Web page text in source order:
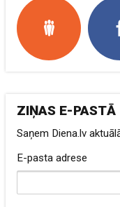
ZIŅAS E-PASTĀ
Saņem Diena.lv
E-pasta adrese